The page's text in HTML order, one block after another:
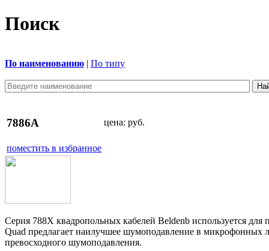
Поиск
По наименованию По типу
7886A цена: руб.
поместить в избранное
Серия 788X квадропольных кабелей Beldenb используется
Quad предлагает наилучшее шумоподавление в микрофонных
превосходного шумоподавления.